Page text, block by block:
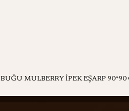
BUĞU MULBERRY İPEK EŞARP